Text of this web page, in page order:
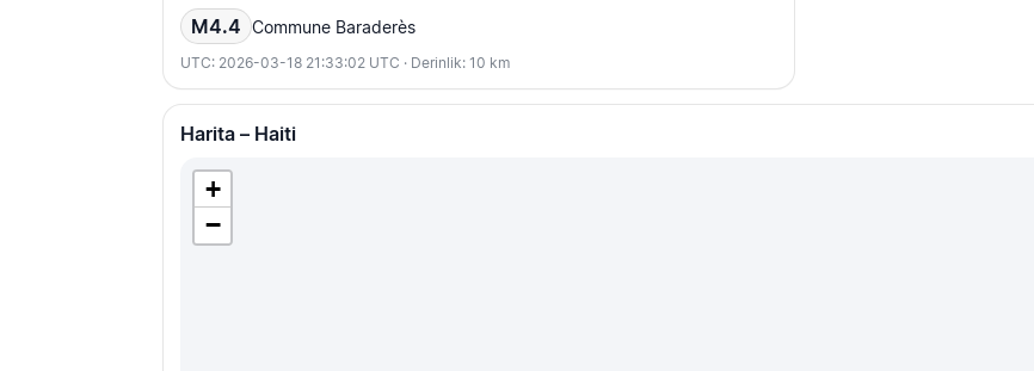
M4.4 Commune Baraderès
UTC: 2026-03-18 21:33:02 UTC · Derinlik: 10 km
Harita – Haiti
+
−